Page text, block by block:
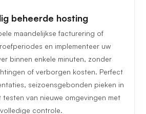
beheerde hosting
maandelijkse facturering of
en implementeer uw
binnen enkele minuten, zonder
of verborgen kosten. Perfect
seizoensgebonden pieken in
testen van nieuwe omgevingen met
volledige controle.